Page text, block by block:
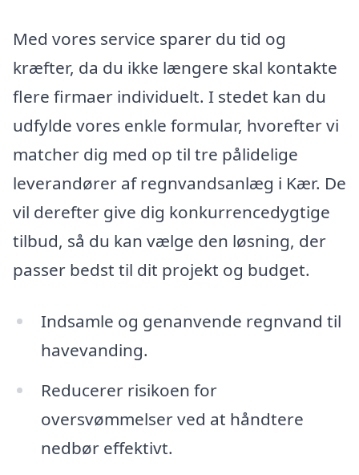
Med vores service sparer du tid og
kræfter, da du ikke længere skal kontakte
flere firmaer individuelt. I stedet kan du
udfylde vores enkle formular, hvorefter vi
matcher dig med op til tre pålidelige
leverandører af regnvandsanlæg i Kær. De
vil derefter give dig konkurrencedygtige
tilbud, så du kan vælge den løsning, der
passer bedst til dit projekt og budget.
Indsamle og genanvende regnvand til
havevanding.
Reducerer risikoen for
oversvømmelser ved at håndtere
nedbør effektivt.